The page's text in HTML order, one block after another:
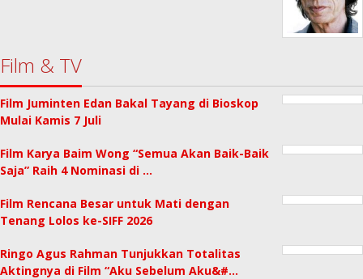
Film & TV
Film Juminten Edan Bakal Tayang di Bioskop
Mulai Kamis 7 Juli
Film Karya Baim Wong “Semua Akan Baik-Baik
Saja” Raih 4 Nominasi di …
Film Rencana Besar untuk Mati dengan
Tenang Lolos ke-SIFF 2026
Ringo Agus Rahman Tunjukkan Totalitas
Aktingnya di Film “Aku Sebelum Aku&#…